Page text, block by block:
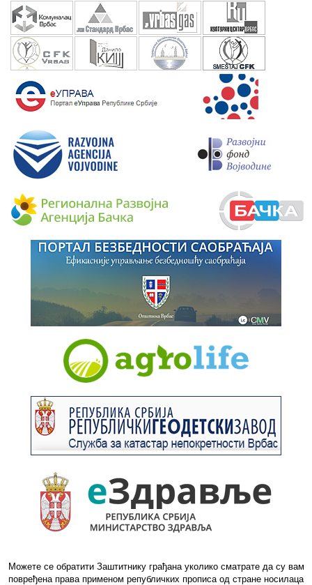
Можете се обратити Заштитнику грађана уколико сматрате да су вам
повређена права применом републичких прописа од стране носилаца